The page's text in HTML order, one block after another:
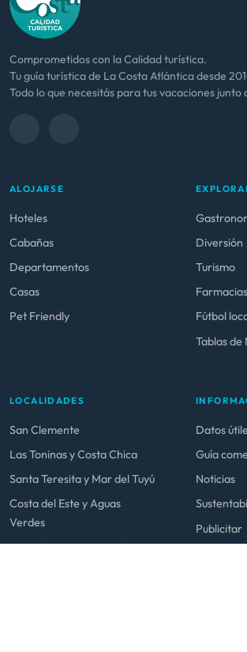
Comprometidos con la Calidad turística.
Tu guía turística de La Costa Atlántica desde
Todo lo que necesitás para tus vacaciones junto
ALOJARSE
Hoteles
Cabañas
Departamentos
Casas
Pet Friendly
Diversión
Turismo
Farmacias
Fútbol
Tablas de
LOCALIDADES
San Clemente
Las Toninas y Costa Chica
Santa Teresita y Mar del Tuyú
Costa del Este y Aguas
Verdes
La Lucila y San Bernardo
Datos
Guía
Noticias
Publicitar